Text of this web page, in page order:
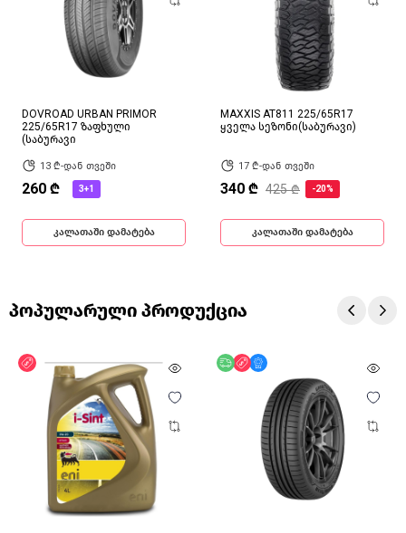
DOVROAD URBAN PRIMOR
225/65R17 ზაფხული
(საბურავი
13 ₾-დან თვეში
260 ₾ 3+1
კალათაში დამატება
MAXXIS AT811 225/65R17
ყველა სეზონი(საბურავი)
17 ₾-დან თვეში
340 ₾ 425 ₾ -20%
კალათაში დამატება
პოპულარული პროდუქცია
ფასდაკლება უფასო მიწოდება
ფასდაკლება